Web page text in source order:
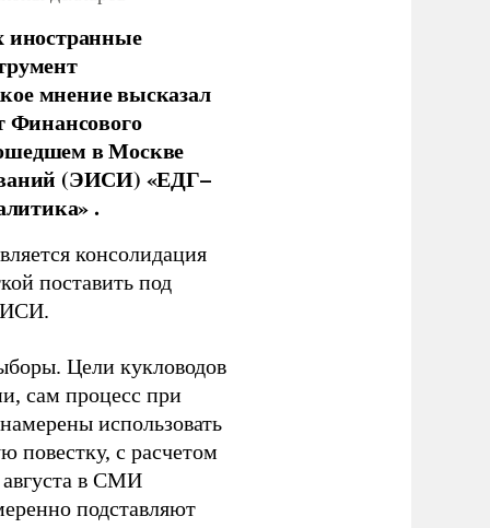
иностранные
мнение высказал
Финансового
в Москве
(ЭИСИ) «ЕДГ–
.
консолидация
поставить под
Цели кукловодов
сам процесс при
использовать
повестку, с расчетом
в СМИ
подставляют